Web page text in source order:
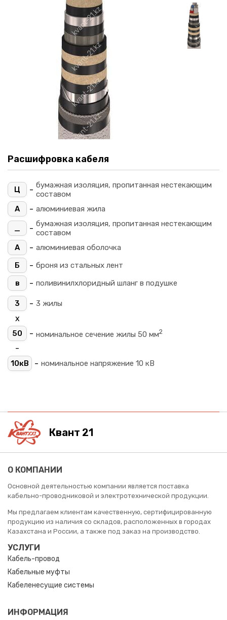
Расшифровка кабеля
Ц - бумажная изоляция, пропитанная нестекающим
составом
А
- алюминиевая жила
_ - бумажная изоляция, пропитанная нестекающим
составом
А
- алюминиевая оболочка
Б
- броня из стальных лент
в
- поливинилхлоридный шланг в подушке
3 - 3 жилы
х
50 - номинальное сечение жилы 50 мм2
-
10кВ - номинальное напряжение 10 кВ
Квант 21
О КОМПАНИИ
Основной деятельностью компании является поставка
кабельно-проводниковой и электротехнической продукции.
Мы предлагаем клиентам качественную, сертифицированную
продукцию из наличия со складов, расположенных в городах
Казахстана и России, а также под заказ на производство.
УСЛУГИ
Кабель-провод
Кабельные муфты
Кабеленесущие системы
ИНФОРМАЦИЯ